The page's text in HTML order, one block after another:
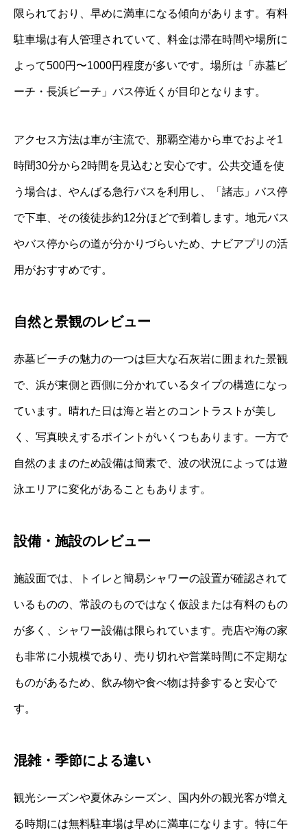
限られており、早めに満車になる傾向があります。有料
駐車場は有人管理されていて、料金は滞在時間や場所に
よって500円〜1000円程度が多いです。場所は「赤墓ビ
ーチ・長浜ビーチ」バス停近くが目印となります。
アクセス方法は車が主流で、那覇空港から車でおよそ1
時間30分から2時間を見込むと安心です。公共交通を使
う場合は、やんばる急行バスを利用し、「諸志」バス停
で下車、その後徒歩約12分ほどで到着します。地元バス
やバス停からの道が分かりづらいため、ナビアプリの活
用がおすすめです。
自然と景観のレビュー
赤墓ビーチの魅力の一つは巨大な石灰岩に囲まれた景観
で、浜が東側と西側に分かれているタイプの構造になっ
ています。晴れた日は海と岩とのコントラストが美し
く、写真映えするポイントがいくつもあります。一方で
自然のままのため設備は簡素で、波の状況によっては遊
泳エリアに変化があることもあります。
設備・施設のレビュー
施設面では、トイレと簡易シャワーの設置が確認されて
いるものの、常設のものではなく仮設または有料のもの
が多く、シャワー設備は限られています。売店や海の家
も非常に小規模であり、売り切れや営業時間に不定期な
ものがあるため、飲み物や食べ物は持参すると安心で
す。
混雑・季節による違い
観光シーズンや夏休みシーズン、国内外の観光客が増え
る時期には無料駐車場は早めに満車になります。特に午